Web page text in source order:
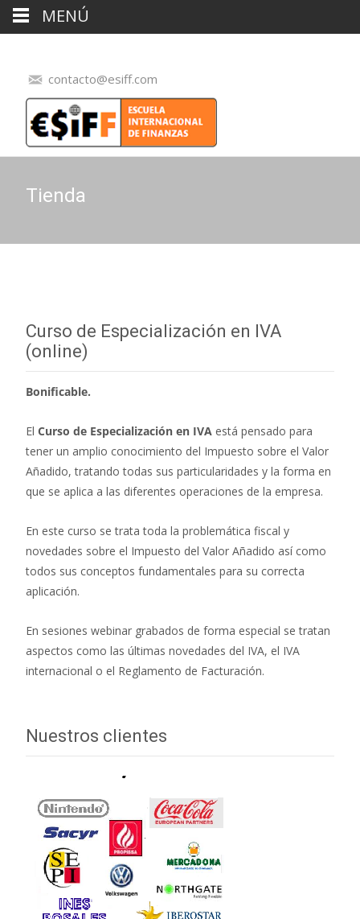
contacto@esiff.com
Tienda
Curso de Especialización en IVA
(online)
Bonificable.
El Curso de Especialización en IVA está pensado para
tener un amplio conocimiento del Impuesto sobre el Valor
Añadido, tratando todas sus particularidades y la forma en
que se aplica a las diferentes operaciones de la empresa.
En este curso se trata toda la problemática fiscal y
novedades sobre el Impuesto del Valor Añadido así como
todos sus conceptos fundamentales para su correcta
aplicación.
En sesiones webinar grabados de forma especial se tratan
aspectos como las últimas novedades del IVA, el IVA
internacional o el Reglamento de Facturación.
Nuestros clientes
MENÚ